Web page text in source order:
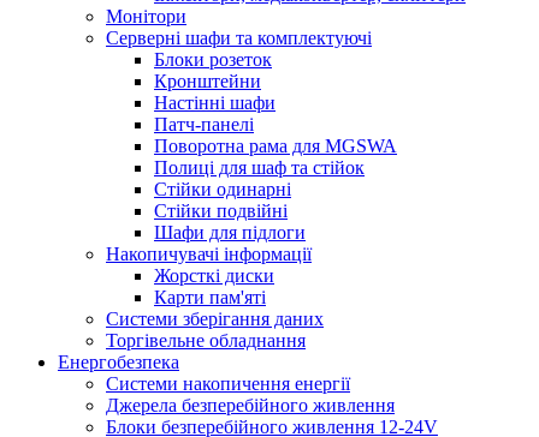
Монітори
Серверні шафи та комплектуючі
Блоки розеток
Кронштейни
Настінні шафи
Патч-панелі
Поворотна рама для MGSWA
Полиці для шаф та стійок
Стійки одинарні
Стійки подвійні
Шафи для підлоги
Накопичувачі інформації
Жорсткі диски
Карти пам'яті
Системи зберігання даних
Торгівельне обладнання
Енергобезпека
Системи накопичення енергії
Джерела безперебійного живлення
Блоки безперебійного живлення 12-24V